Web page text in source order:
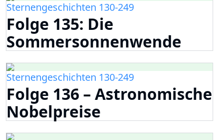
Sternengeschichten 130-249
Folge 135: Die
Sommersonnenwende
Sternengeschichten 130-249
Folge 136 – Astronomische
Nobelpreise